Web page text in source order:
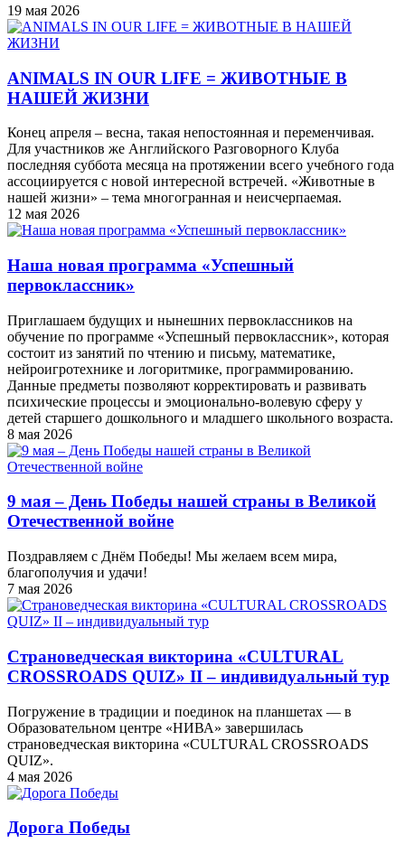
19 мая 2026
ANIMALS IN OUR LIFE = ЖИВОТНЫЕ В
НАШЕЙ ЖИЗНИ
Конец апреля – весна, такая непостоянная и переменчивая.
Для участников же Английского Разговорного Клуба
последняя суббота месяца на протяжении всего учебного года
ассоциируется с новой интересной встречей. «Животные в
нашей жизни» – тема многогранная и неисчерпаемая.
12 мая 2026
Наша новая программа «Успешный
первоклассник»
Приглашаем будущих и нынешних первоклассников на
обучение по программе «Успешный первоклассник», которая
состоит из занятий по чтению и письму, математике,
нейроигротехнике и логоритмике, программированию.
Данные предметы позволяют корректировать и развивать
психические процессы и эмоционально-волевую сферу у
детей старшего дошкольного и младшего школьного возраста.
8 мая 2026
9 мая – День Победы нашей страны в Великой
Отечественной войне
Поздравляем с Днём Победы! Мы желаем всем мира,
благополучия и удачи!
7 мая 2026
Страноведческая викторина «CULTURAL
CROSSROADS QUIZ» II – индивидуальный тур
Погружение в традиции и поединок на планшетах — в
Образовательном центре «НИВА» завершилась
страноведческая викторина «CULTURAL CROSSROADS
QUIZ».
4 мая 2026
Дорога Победы